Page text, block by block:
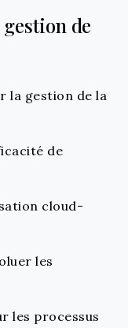
de
la gestion de la
de
cloud-
les
les processus